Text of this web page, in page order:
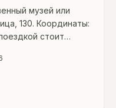
музей или
130. Координаты:
стоит
ресурсах.